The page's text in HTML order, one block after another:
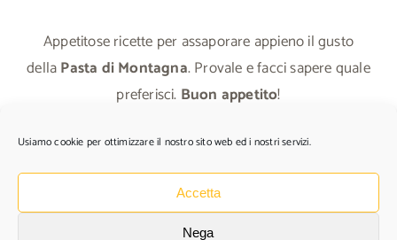
Usiamo cookie per ottimizzare il nostro sito web ed i nostri servizi.
Accetta
Nega
Appetitose ricette per assaporare appieno il gusto
dellaPasta di Montagna. Provale e facci sapere quale
preferisci. Buon appetito!
TUTTE LE RICETTE